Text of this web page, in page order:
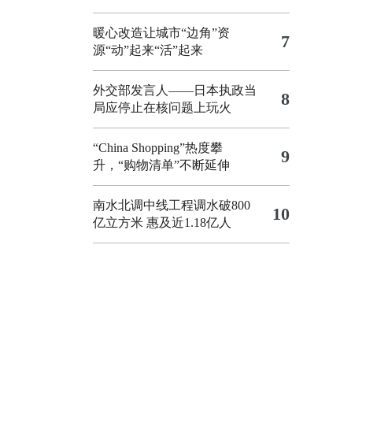
暖心改造让城市“边角”资
源“动”起来“活”起来
7
外交部发言人——日本执政当
局应停止在核问题上玩火
8
“China Shopping”热度攀
升，“购物清单”不断延伸
9
南水北调中线工程调水破800
亿立方米 惠及近1.18亿人
10